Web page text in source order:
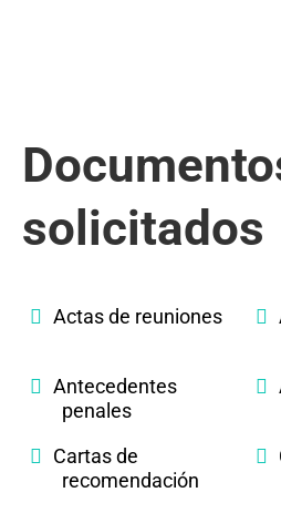
solicitados
Actas de reuniones
Antecedentes
penales
Cartas de
recomendación